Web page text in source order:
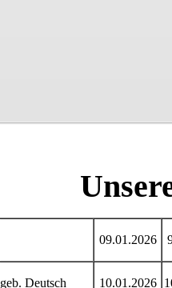
09.01.2026
geb. Deutsch 10.01.2026